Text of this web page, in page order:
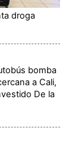
droga
bomba
a Cali,
De la